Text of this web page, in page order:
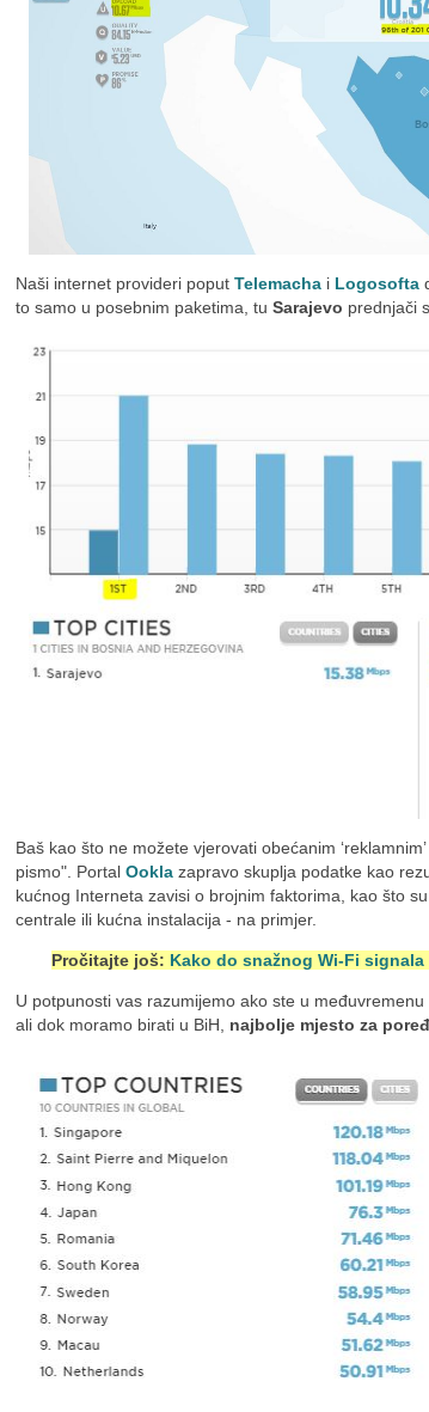
Naši internet provideri poput Telemacha i Logosofta
to samo u posebnim paketima, tu Sarajevo prednjači
Baš kao što ne možete vjerovati obećanim
pismo". Portal Ookla zapravo skuplja podatke kao
kućnog Interneta zavisi o brojnim faktorima, kao što
centrale ili kućna instalacija - na primjer.
Pročitajte još: Kako do snažnog Wi-Fi
U potpunosti vas razumijemo ako ste u
ali dok moramo birati u BiH, najbolje mjesto za